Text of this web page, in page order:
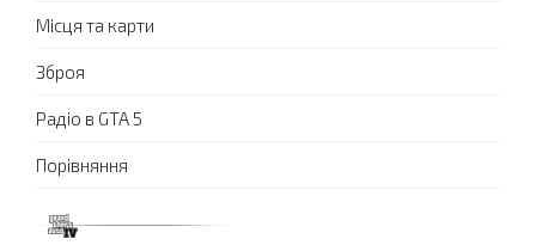
Місця та карти
Зброя
Радіо в GTA 5
Порівняння